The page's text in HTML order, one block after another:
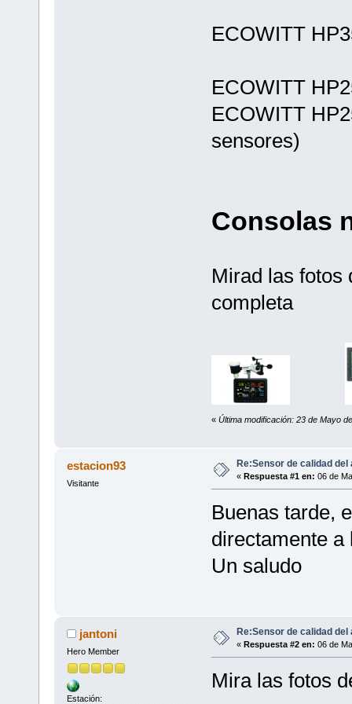
ECOWITT
ECOWITT
ECOWITT
sensores)
Consolas
Mirad las fotos
completa
« Última modificación: 23 de Mayo
estacion93
Visitante
Re:Sensor de calidad del
« Respuesta #1 en: 06 de
Buenas tarde,
directamente a
Un saludo
jantoni
Hero Member
Estación:
Re:Sensor de calidad del
« Respuesta #2 en: 06 de
Mira las fotos